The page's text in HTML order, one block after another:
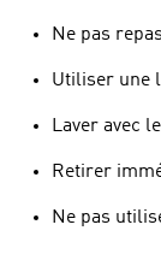
Ne pas
Utiliser une
Laver avec
Retirer
Ne pas